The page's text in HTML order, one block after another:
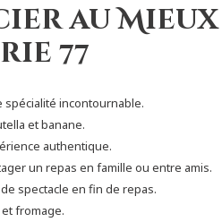
au Mieux
77
spécialité incontournable.
et banane.
authentique.
un repas en famille ou entre amis.
spectacle en fin de repas.
fromage.